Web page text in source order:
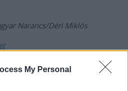
My Personal
Narancs/Déri Miklós
József ,Karcag,munka, rákkutató,